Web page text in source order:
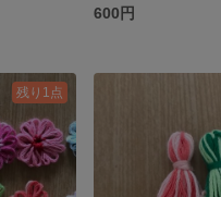
600円
残り1点